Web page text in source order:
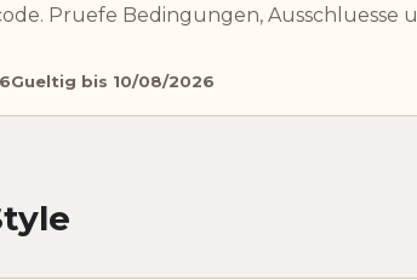
Pruefe Bedingungen, Ausschluesse
Gueltig bis 10/08/2026